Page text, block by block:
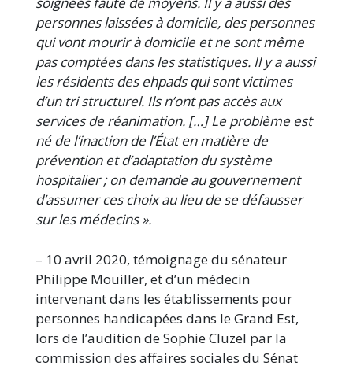
personnes laissées à domicile, des personnes
qui vont mourir à domicile et ne sont même
pas comptées dans les statistiques. Il y a aussi
les résidents des ehpads qui sont victimes
d’un tri structurel. Ils n’ont pas accès aux
services de réanimation. […] Le problème est
né de l’inaction de l’État en matière de
prévention et d’adaptation du système
hospitalier ; on demande au gouvernement
d’assumer ces choix au lieu de se défausser
sur les médecins ».
– 10 avril 2020, témoignage du sénateur
Philippe Mouiller, et d’un médecin
intervenant dans les établissements pour
personnes handicapées dans le Grand Est,
lors de l’audition de Sophie Cluzel par la
commission des affaires sociales du Sénat